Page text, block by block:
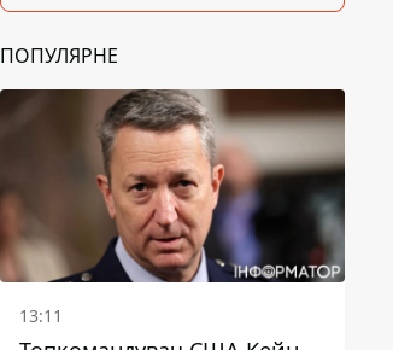
ПОПУЛЯРНЕ
13:11